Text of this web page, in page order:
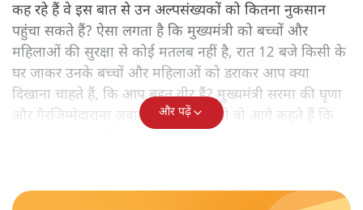
कह रहे हैं वे इस बात से उन अल्पसंख्यकों को कितना नुकसान
पहुंचा सकते हैं? ऐसा लगता है कि मुख्यमंत्री को बच्चों और
महिलाओं की सुरक्षा से कोई मतलब नहीं है, रात 12 बजे किसी के
घर जाकर उनके बच्चों और महिलाओं को डराकर आप क्या
दिखाना चाहते हैं, कि आप बहुत वीर हैं? मुख्यमंत्री सरमा की घृणा
और गैरजिम्मेदाराना ज़बान यहीं नहीं रुकती वो आगे कहते हैं कि
और पढ़ें